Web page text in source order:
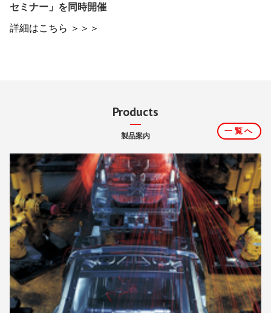
セミナー」を同時開催
詳細はこちら ＞＞＞
Products
製品案内 一覧へ